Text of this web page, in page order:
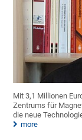
Mit 3,1 Millionen
Zentrums für
die neue
more